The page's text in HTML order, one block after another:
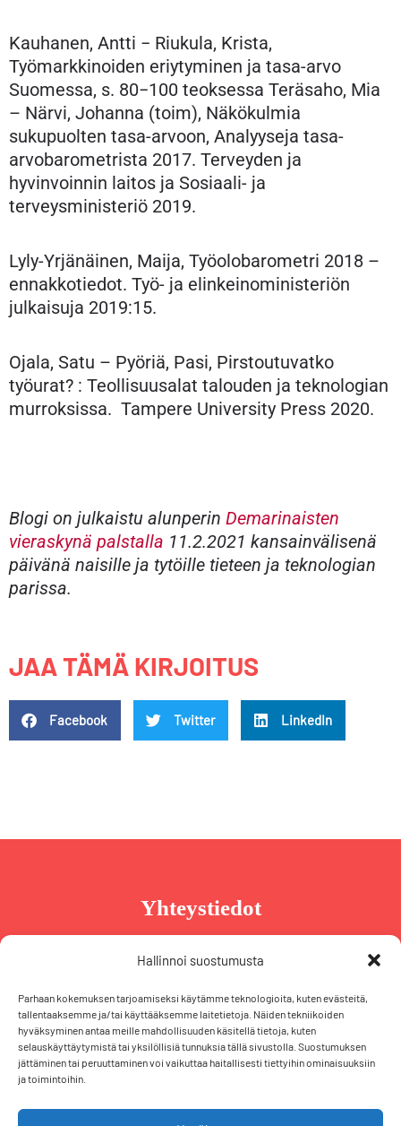
Hallinnoi suostumusta
Parhaan kokemuksen tarjoamiseksi käytämme teknologioita, kuten evästeitä,
tallentaaksemme ja/tai käyttääksemme laitetietoja. Näiden tekniikoiden
hyväksyminen antaa meille mahdollisuuden käsitellä tietoja, kuten
selauskäyttäytymistä tai yksilöllisiä tunnuksia tällä sivustolla. Suostumuksen
jättäminen tai peruuttaminen voi vaikuttaa haitallisesti tiettyihin ominaisuuksiin
ja toimintoihin.
Kauhanen, Antti − Riukula, Krista,
Työmarkkinoiden eriytyminen ja tasa-arvo
Suomessa, s. 80−100 teoksessa Teräsaho, Mia
– Närvi, Johanna (toim), Näkökulmia
sukupuolten tasa-arvoon, Analyyseja tasa-
arvobarometrista 2017. Terveyden ja
hyvinvoinnin laitos ja Sosiaali- ja
terveysministeriö 2019.
Lyly-Yrjänäinen, Maija, Työolobarometri 2018 –
ennakkotiedot. Työ- ja elinkeinoministeriön
julkaisuja 2019:15.
Ojala, Satu – Pyöriä, Pasi, Pirstoutuvatko
työurat? : Teollisuusalat talouden ja teknologian
murroksissa. Tampere University Press 2020.
Blogi on julkaistu alunperin Demarinaisten
vieraskynä palstalla 11.2.2021 kansainvälisenä
päivänä naisille ja tytöille tieteen ja teknologian
parissa.
JAA TÄMÄ KIRJOITUS
Facebook Twitter LinkedIn
Yhteystiedot
Taru Reinikainen
taru@tarureinikainen.fi
Vaalipäällikö
Puh. +358 50 574 2355